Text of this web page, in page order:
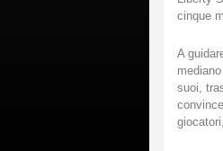
cinque
A
suoi,